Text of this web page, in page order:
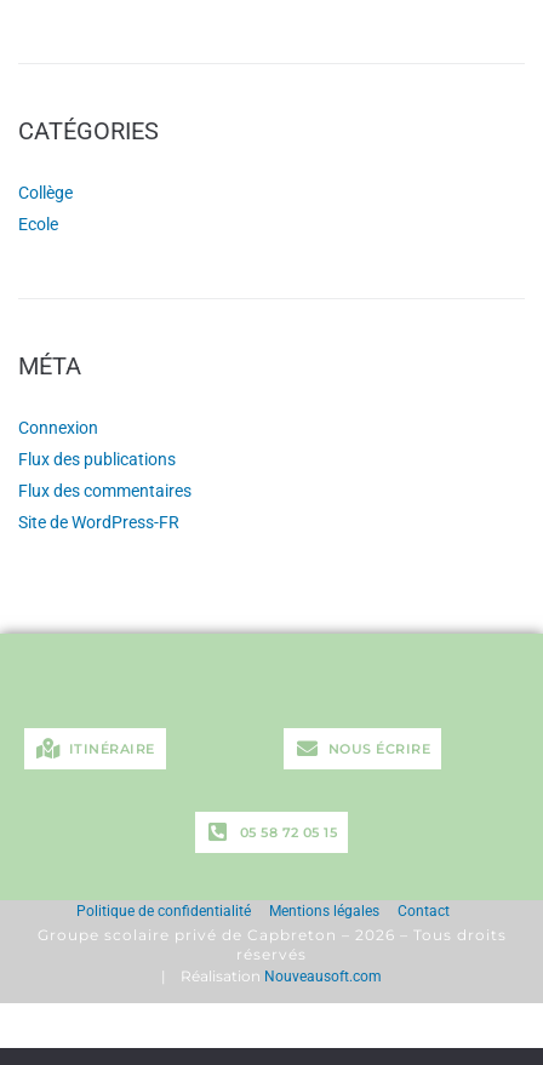
CATÉGORIES
Collège
Ecole
MÉTA
Connexion
Flux des publications
Flux des commentaires
Site de WordPress-FR
ITINÉRAIRE NOUS ÉCRIRE
05 58 72 05 15
Politique de confidentialité Mentions légales Contact
Groupe scolaire privé de Capbreton – 2026 – Tous droits
réservés
| Réalisation Nouveausoft.com